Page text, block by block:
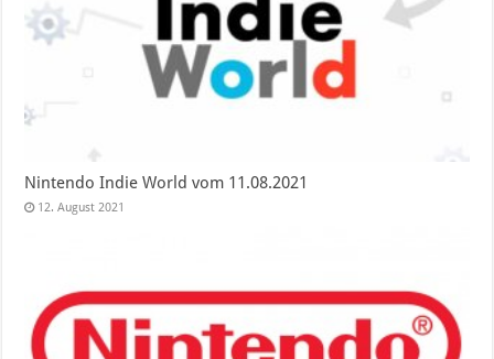
Nintendo Indie World vom 11.08.2021
12. August 2021